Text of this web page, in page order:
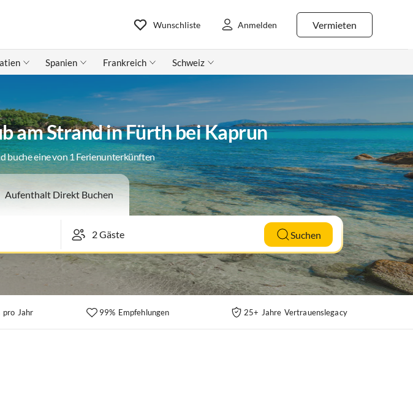
Vermieten
Wunschliste Anmelden
Spanien Frankreich Schweiz
am Strand in Fürth bei Kaprun
buche eine von 1 Ferienunterkünften
Aufenthalt Direkt Buchen
Suchen
pro Jahr 99% Empfehlungen 25+ Jahre Vertrauenslegacy